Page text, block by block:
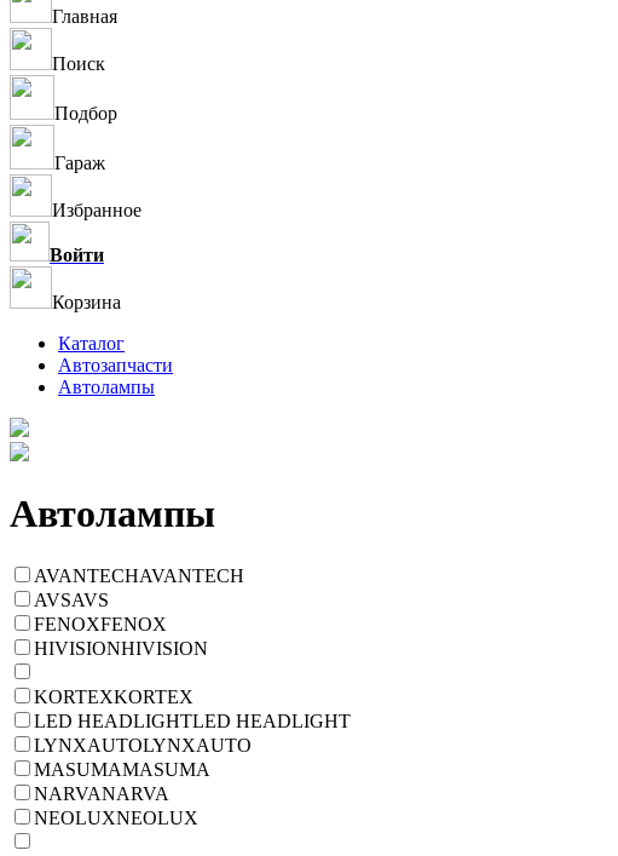
Главная
Поиск
Подбор
Гараж
Избранное
Войти
Корзина
Каталог
Автозапчасти
Автолампы
Автолампы
AVANTECHAVANTECH
AVSAVS
FENOXFENOX
HIVISIONHIVISION
KORTEXKORTEX
LED HEADLIGHTLED HEADLIGHT
LYNXAUTOLYNXAUTO
MASUMAMASUMA
NARVANARVA
NEOLUXNEOLUX